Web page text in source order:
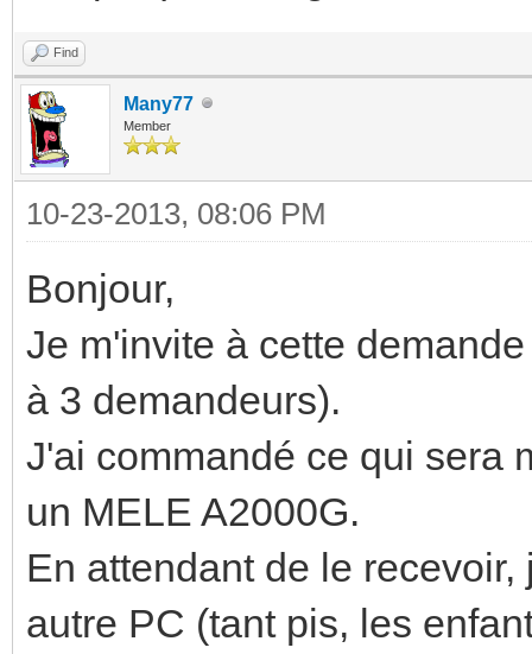
Find
Many77
Member
10-23-2013, 08:06 PM
Bonjour,
Je m'invite à cette
à 3 demandeurs).
J'ai commandé ce qui sera
un MELE A2000G.
En attendant de le
autre PC (tant pis, les